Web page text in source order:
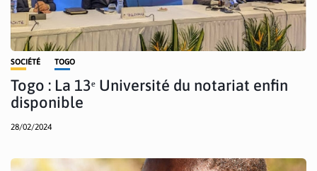
SOCIÉTÉ TOGO
Togo : La 13ᵉ Université du notariat enfin
disponible
28/02/2024